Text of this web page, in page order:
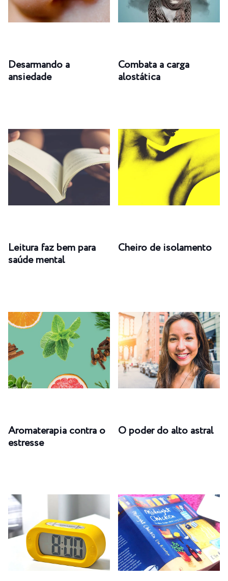
Desarmando a
ansiedade
Combata a carga
alostática
Leitura faz bem para
saúde mental
Cheiro de isolamento
Aromaterapia contra o
estresse
O poder do alto astral